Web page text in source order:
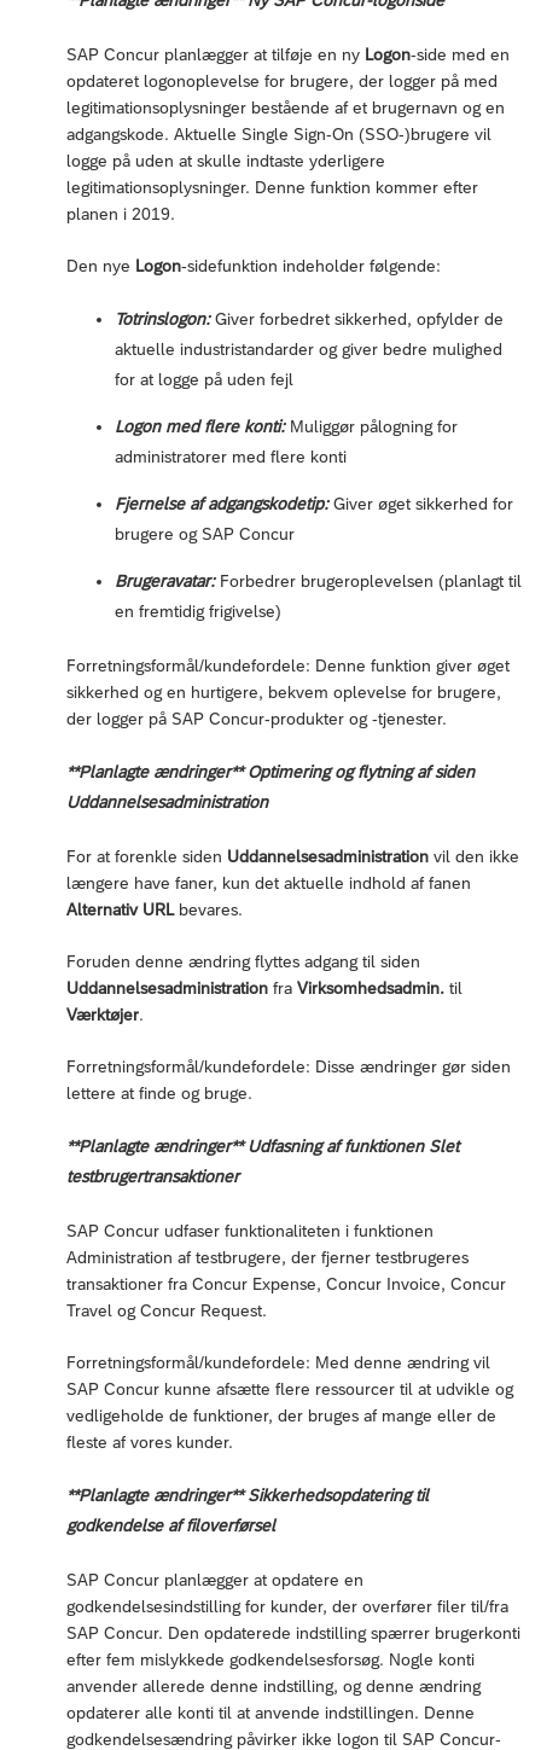
SAP Concur planlægger at tilføje en ny Logon-side med en
opdateret logonoplevelse for brugere, der logger på med
legitimationsoplysninger bestående af et brugernavn og en
adgangskode. Aktuelle Single Sign-On (SSO-)brugere vil
logge på uden at skulle indtaste yderligere
legitimationsoplysninger. Denne funktion kommer efter
planen i 2019.
Den nye Logon-sidefunktion indeholder følgende:
Totrinslogon:Giver forbedret sikkerhed, opfylder de
aktuelle industristandarder og giver bedre mulighed
for at logge på uden fejl
Logon med flere konti:Muliggør pålogning for
administratorer med flere konti
Fjernelse af adgangskodetip:Giver øget sikkerhed for
brugere og SAP Concur
Brugeravatar:Forbedrer brugeroplevelsen (planlagt til
en fremtidig frigivelse)
Forretningsformål/kundefordele: Denne funktion giver øget
sikkerhed og en hurtigere, bekvem oplevelse for brugere,
der logger på SAP Concur-produkter og -tjenester.
**Planlagte ændringer** Optimering og flytning af siden
Uddannelsesadministration
For at forenkle siden Uddannelsesadministration vil den ikke
længere have faner, kun det aktuelle indhold af fanen
Alternativ URLbevares.
Foruden denne ændring flyttes adgang til siden
Uddannelsesadministration fra Virksomhedsadmin. til
Værktøjer.
Forretningsformål/kundefordele: Disse ændringer gør siden
lettere at finde og bruge.
**Planlagte ændringer** Udfasning af funktionen Slet
testbrugertransaktioner
SAP Concur udfaser funktionaliteten i funktionen
Administration af testbrugere, der fjerner testbrugeres
transaktioner fra Concur Expense, Concur Invoice, Concur
Travel og Concur Request.
Forretningsformål/kundefordele: Med denne ændring vil
SAP Concur kunne afsætte flere ressourcer til at udvikle og
vedligeholde de funktioner, der bruges af mange eller de
fleste af vores kunder.
**Planlagte ændringer** Sikkerhedsopdatering til
godkendelse af filoverførsel
SAP Concur planlægger at opdatere en
godkendelsesindstilling for kunder, der overfører filer til/fra
SAP Concur. Den opdaterede indstilling spærrer brugerkonti
efter fem mislykkede godkendelsesforsøg. Nogle konti
anvender allerede denne indstilling, og denne ændring
opdaterer alle konti til at anvende indstillingen. Denne
godkendelsesændring påvirker ikke logon til SAP Concur-